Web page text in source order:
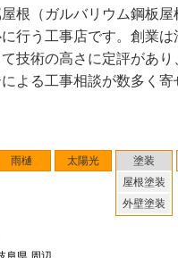
雨樋 太陽光
塗装
屋根塗装
外壁塗装
根（ガルバリウム鋼板
行う工事店です。創業
技術の高さに定評があり
よる工事相談が数多く寄